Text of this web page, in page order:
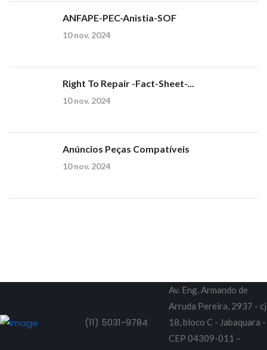
ANFAPE-PEC-Anistia-SOF
10 nov. 2024
Right To Repair -Fact-Sheet-...
10 nov. 2024
Anúncios Peças Compatíveis
10 nov. 2024
(11) 5031-9784
Av. Eng. Armando de
Arruda Pereira, 2937 - cj
18, bloco C - Jabaquara -
CEP 04309-011 –